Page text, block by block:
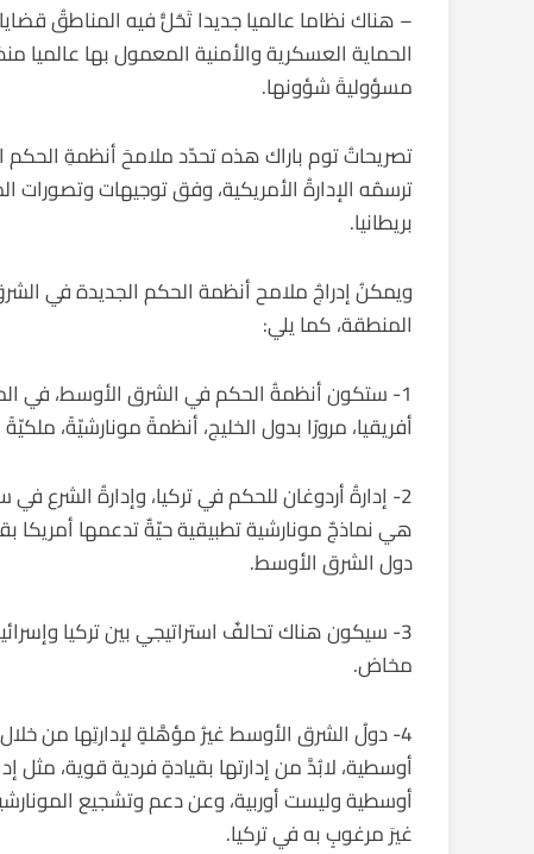
– هناك نظاما عالميا جديدا تَحُلُّ فيه المناطقُ
مسؤوليةَ شؤونها.
تصريحاتُ توم باراك هذه تحدّد ملامحَ أنظمةِ
ترسمُه الإدارةُ الأمريكية، وفق توجيهات وتصورات
بريطانيا.
ويمكنُ إدراجُ ملامح أنظمة الحكم الجديدة في
المنطقة، كما يلي:
1- ستكون أنظمةُ الحكم في الشرق الأوسط، في
أفريقيا، مرورًا بدول الخليج، أنظمةً مونارشيّةً،
2- إدارةُ أردوغان للحكم في تركيا، وإدارةُ الشرع
هي نماذجٌ مونارشية تطبيقية حيّةٌ تدعمها أمريكا
دول الشرق الأوسط.
3- سيكون هناك تحالفٌ استراتيجي بين تركيا
مخاض.
4- دولُ الشرق الأوسط غيرُ مؤهَّلةٍ لإدارتِها من
أوسطية، لابُدَّ من إدارتها بقيادةٍ فردية قوية، مثل
أوسطية وليست أوربية، وعن دعم وتشجيع
غيرَ مرغوبٍ به في تركيا.